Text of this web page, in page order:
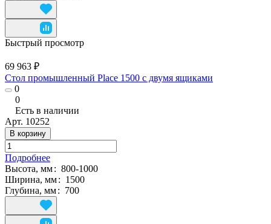
Быстрый просмотр
69 963 ₽
Стол промышленный Place 1500 с двумя ящиками
0
0
Есть в наличии
Арт. 10252
В корзину
Подробнее
Высота, мм: 800-1000
Ширина, мм: 1500
Глубина, мм: 700